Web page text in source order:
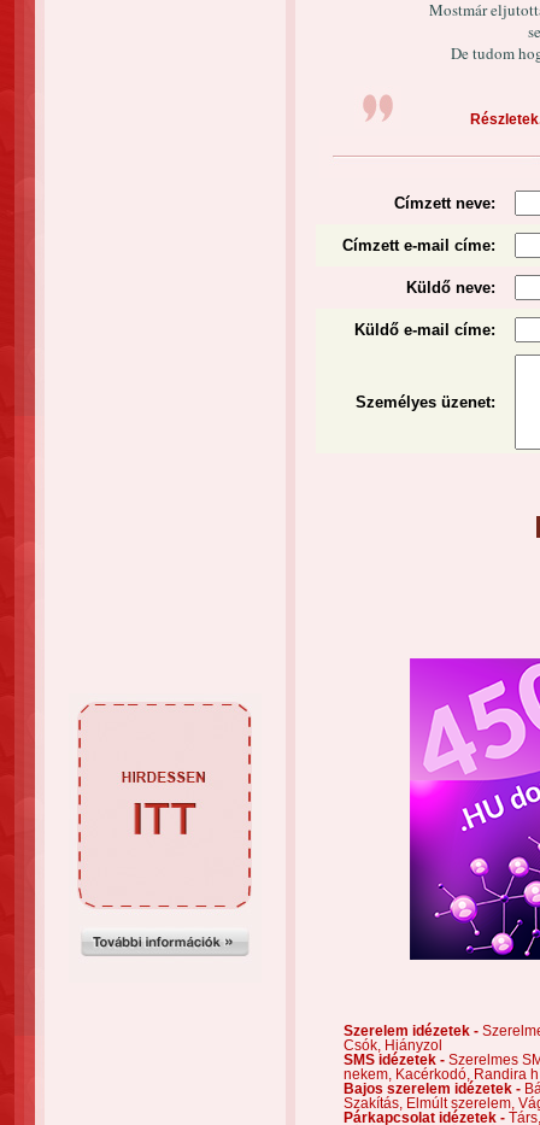
Mostmár
De tudom
Címzett neve:
Címzett e-mail címe:
Küldő neve:
Küldő e-mail címe:
Személyes üzenet:
Szerelem idézetek -
Csók,
Hiányzol
SMS idézetek - Szerelmes
nekem,
Kacérkodó,
Randira
Bajos szerelem idézetek -
Szakítás,
Elmúlt szerelem,
Párkapcsolat idézetek -